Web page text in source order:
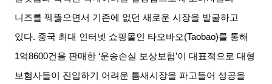
니즈를 꿰뚫으면서 기존에 없던 새로운 시장을 발굴하고
있다. 중국 최대 인터넷 쇼핑몰인 타오바오(Taobao)를 통해
1억8600건을 판매한 ‘운송손실 보상보험’이 대표적으로 대형
보험사들이 진입하기 어려운 틈새시장을 파고들어 성공을